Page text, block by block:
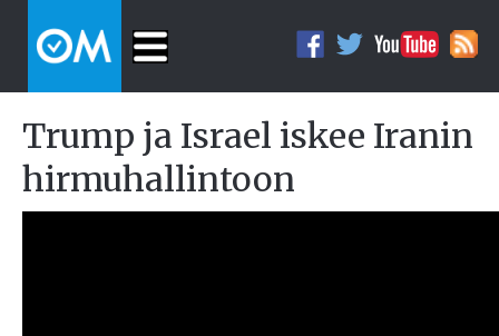
Trump ja Israel iskee Iranin
hirmuhallintoon